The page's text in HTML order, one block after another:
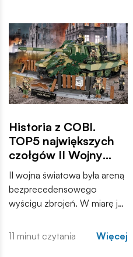
Historia z COBI.
TOP5 największych
czołgów II Wojny
Światowej
II wojna światowa była areną
bezprecedensowego
wyścigu zbrojeń. W miarę jak
inżynierowie po obu
11 minut czytania Więcej